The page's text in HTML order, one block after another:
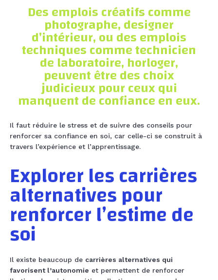
Des emplois créatifs comme
photographe, designer
d’intérieur, ou des emplois
techniques comme technicien
de laboratoire, horloger,
peuvent être des choix
judicieux pour ceux qui
manquent de confiance en eux.
Il faut réduire le stress et de suivre des conseils pour
renforcer sa confiance en soi, car celle-ci se construit à
travers l’expérience et l’apprentissage.
Explorer les carrières
alternatives pour
renforcer l’estime de
soi
Il existe beaucoup de carrières alternatives qui
favorisent l’autonomie et permettent de renforcer